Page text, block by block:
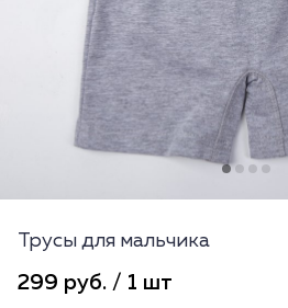
Трусы для мальчика
299 руб. / 1 шт